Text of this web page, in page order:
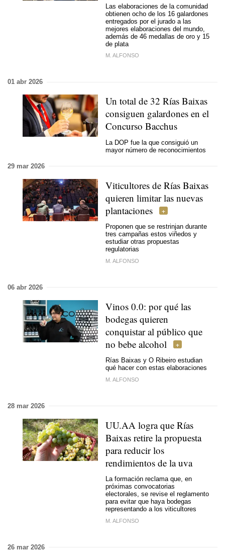
Las elaboraciones de la comunidad
obtienen ocho de los 16 galardones
entregados por el jurado a las
mejores elaboraciones del mundo,
además de 46 medallas de oro y 15
de plata
M. ALFONSO
01 abr 2026
Un total de 32 Rías Baixas
consiguen galardones en el
Concurso Bacchus
La DOP fue la que consiguió un
mayor número de reconocimientos
29 mar 2026
Viticultores de Rías Baixas
quieren limitar las nuevas
plantaciones
Proponen que se restrinjan durante
tres campañas estos viñedos y
estudiar otras propuestas
regulatorias
M. ALFONSO
06 abr 2026
Vinos 0.0: por qué las
bodegas quieren
conquistar al público que
no bebe alcohol
Rías Baixas y O Ribeiro estudian
qué hacer con estas elaboraciones
M. ALFONSO
28 mar 2026
UU.AA logra que Rías
Baixas retire la propuesta
para reducir los
rendimientos de la uva
La formación reclama que, en
próximas convocatorias
electorales, se revise el reglamento
para evitar que haya bodegas
representando a los viticultores
M. ALFONSO
26 mar 2026